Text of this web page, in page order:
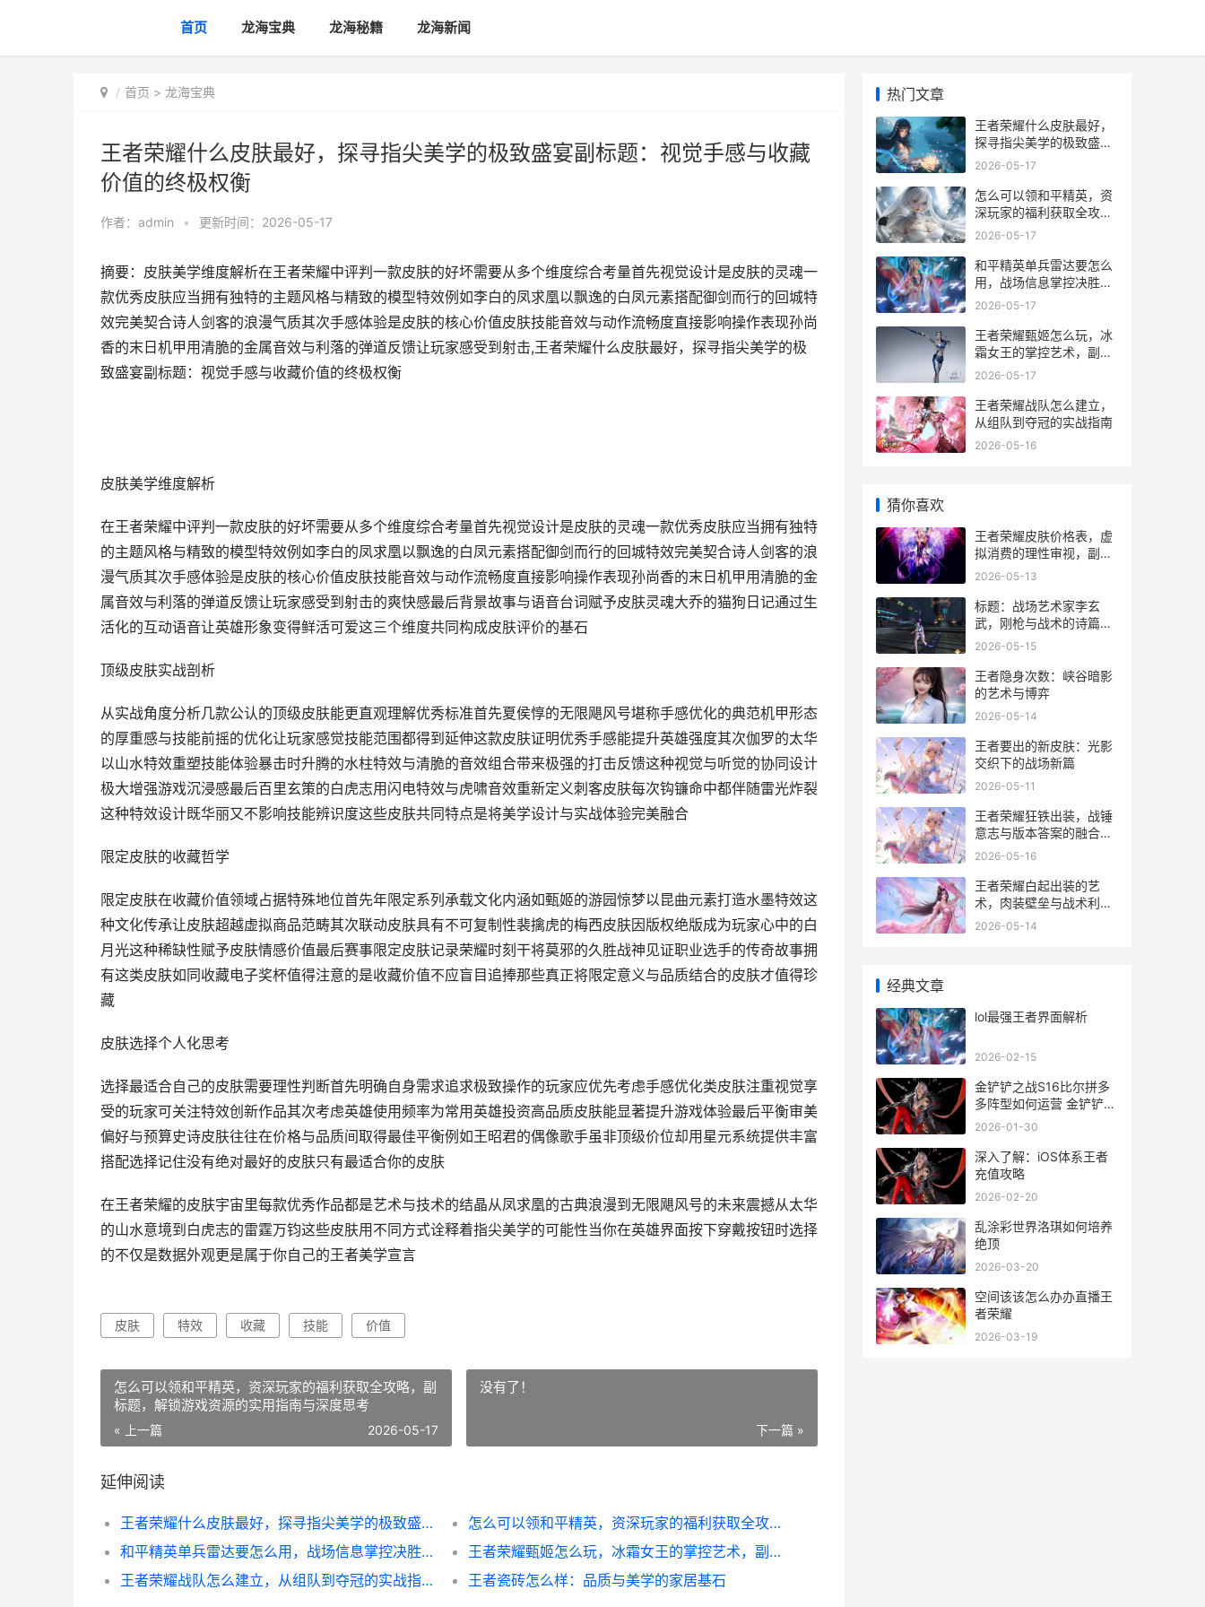
首页 龙海宝典 龙海秘籍 龙海新闻
首页 > 龙海宝典
王者荣耀什么皮肤最好，探寻指尖美学的极致盛宴副标题：视觉手感与收藏
价值的终极权衡
作者： admin • 更新时间：2026-05-17
摘要：皮肤美学维度解析在王者荣耀中评判一款皮肤的好坏需要从多个维度综合考量首先视觉设计是皮肤的灵魂一
款优秀皮肤应当拥有独特的主题风格与精致的模型特效例如李白的凤求凰以飘逸的白凤元素搭配御剑而行的回城特
效完美契合诗人剑客的浪漫气质其次手感体验是皮肤的核心价值皮肤技能音效与动作流畅度直接影响操作表现孙尚
香的末日机甲用清脆的金属音效与利落的弹道反馈让玩家感受到射击,王者荣耀什么皮肤最好，探寻指尖美学的极
致盛宴副标题：视觉手感与收藏价值的终极权衡
皮肤美学维度解析
在王者荣耀中评判一款皮肤的好坏需要从多个维度综合考量首先视觉设计是皮肤的灵魂一款优秀皮肤应当拥有独特
的主题风格与精致的模型特效例如李白的凤求凰以飘逸的白凤元素搭配御剑而行的回城特效完美契合诗人剑客的浪
漫气质其次手感体验是皮肤的核心价值皮肤技能音效与动作流畅度直接影响操作表现孙尚香的末日机甲用清脆的金
属音效与利落的弹道反馈让玩家感受到射击的爽快感最后背景故事与语音台词赋予皮肤灵魂大乔的猫狗日记通过生
活化的互动语音让英雄形象变得鲜活可爱这三个维度共同构成皮肤评价的基石
顶级皮肤实战剖析
从实战角度分析几款公认的顶级皮肤能更直观理解优秀标准首先夏侯惇的无限飓风号堪称手感优化的典范机甲形态
的厚重感与技能前摇的优化让玩家感觉技能范围都得到延伸这款皮肤证明优秀手感能提升英雄强度其次伽罗的太华
以山水特效重塑技能体验暴击时升腾的水柱特效与清脆的音效组合带来极强的打击反馈这种视觉与听觉的协同设计
极大增强游戏沉浸感最后百里玄策的白虎志用闪电特效与虎啸音效重新定义刺客皮肤每次钩镰命中都伴随雷光炸裂
这种特效设计既华丽又不影响技能辨识度这些皮肤共同特点是将美学设计与实战体验完美融合
限定皮肤的收藏哲学
限定皮肤在收藏价值领域占据特殊地位首先年限定系列承载文化内涵如甄姬的游园惊梦以昆曲元素打造水墨特效这
种文化传承让皮肤超越虚拟商品范畴其次联动皮肤具有不可复制性裴擒虎的梅西皮肤因版权绝版成为玩家心中的白
月光这种稀缺性赋予皮肤情感价值最后赛事限定皮肤记录荣耀时刻干将莫邪的久胜战神见证职业选手的传奇故事拥
有这类皮肤如同收藏电子奖杯值得注意的是收藏价值不应盲目追捧那些真正将限定意义与品质结合的皮肤才值得珍
藏
皮肤选择个人化思考
选择最适合自己的皮肤需要理性判断首先明确自身需求追求极致操作的玩家应优先考虑手感优化类皮肤注重视觉享
受的玩家可关注特效创新作品其次考虑英雄使用频率为常用英雄投资高品质皮肤能显著提升游戏体验最后平衡审美
偏好与预算史诗皮肤往往在价格与品质间取得最佳平衡例如王昭君的偶像歌手虽非顶级价位却用星元系统提供丰富
搭配选择记住没有绝对最好的皮肤只有最适合你的皮肤
在王者荣耀的皮肤宇宙里每款优秀作品都是艺术与技术的结晶从凤求凰的古典浪漫到无限飓风号的未来震撼从太华
的山水意境到白虎志的雷霆万钧这些皮肤用不同方式诠释着指尖美学的可能性当你在英雄界面按下穿戴按钮时选择
的不仅是数据外观更是属于你自己的王者美学宣言
皮肤 特效 收藏 技能 价值
怎么可以领和平精英，资深玩家的福利获取全攻略，副
标题，解锁游戏资源的实用指南与深度思考
« 上一篇 2026-05-17
没有了！
下一篇 »
延伸阅读
王者荣耀什么皮肤最好，探寻指尖美学的极致盛宴副标题：视觉手感与收藏价值的终极权衡
怎么可以领和平精英，资深玩家的福利获取全攻略，副标题，解锁游戏资源的实用指南与深度思考
和平精英单兵雷达要怎么用，战场信息掌控决胜指南
王者荣耀甄姬怎么玩，冰霜女王的掌控艺术，副标题，寒流席卷峡谷的细节精髓
王者荣耀战队怎么建立，从组队到夺冠的实战指南
王者瓷砖怎么样：品质与美学的家居基石
热门文章
王者荣耀什么皮肤最好，
探寻指尖美学的极致盛宴
副标题：视觉手感与收藏
2026-05-17
怎么可以领和平精英，资
深玩家的福利获取全攻
略，副标题，解锁游戏资
2026-05-17
和平精英单兵雷达要怎么
用，战场信息掌控决胜指
南
2026-05-17
王者荣耀甄姬怎么玩，冰
霜女王的掌控艺术，副标
题，寒流席卷峡谷的细节
2026-05-17
王者荣耀战队怎么建立，
从组队到夺冠的实战指南
2026-05-16
猜你喜欢
王者荣耀皮肤价格表，虚
拟消费的理性审视，副标
题，从数据到心理的价值
2026-05-13
标题：战场艺术家李玄
武，刚枪与战术的诗篇副
标题，一个代号背后的竞
2026-05-15
王者隐身次数：峡谷暗影
的艺术与博弈
2026-05-14
王者要出的新皮肤：光影
交织下的战场新篇
2026-05-11
王者荣耀狂铁出装，战锤
意志与版本答案的融合，
副标题为峡谷重锤的装备
2026-05-16
王者荣耀白起出装的艺
术，肉装壁垒与战术利刃
的抉择
2026-05-14
经典文章
lol最强王者界面解析
2026-02-15
金铲铲之战S16比尔拼多
多阵型如何运营 金铲铲之
战s1最强
2026-01-30
深入了解：iOS体系王者
充值攻略
2026-02-20
乱涂彩世界洛琪如何培养
绝顶
2026-03-20
空间该该怎么办办直播王
者荣耀
2026-03-19